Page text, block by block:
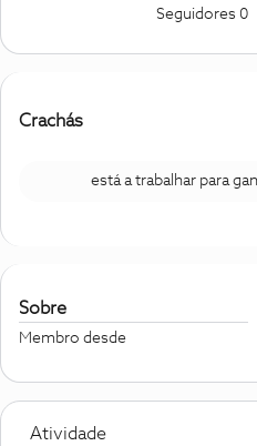
Seguidores 0
Crachás
está a trabalhar para
Sobre
Membro desde
Atividade